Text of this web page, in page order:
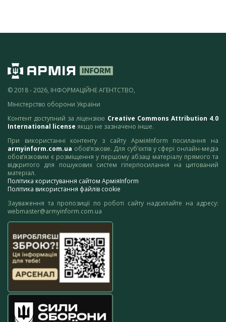
© 2018 - 2026, ІНФОРМАЦІЙНЕ АГЕНТСТВО,
Міністерство оборони України
Контент доступний за ліцензією Creative Commons Attribution 4.0
International license якщо не зазначено інше.
При використанні контенту з сайту АрміяInform посилання на
armyinform.com.ua обов’язкове. Для суб’єктів у сфері онлайн-медіа
обов’язковим є розміщення у першому абзаці матеріалу прямого та
відкритого для пошукових систем гіперпосилання на цитований
матеріал.
Політика користування сайтом АрміяInform
Політика використання файлів cookie
Зауваження та пропозиції по роботі сайту надсилайте на адресу:
webmaster@armyinform.com.ua